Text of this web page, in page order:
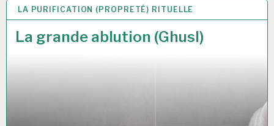
LA PURIFICATION (PROPRETÉ) RITUELLE
La grande ablution (Ghusl)
16 MAR 2017